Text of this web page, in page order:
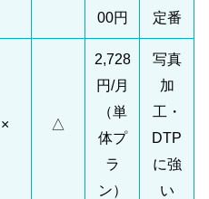
00円
定番
× △
2,728
円/月
（単
体プ
ラ
ン）
写真
加
工・
DTP
に強
い